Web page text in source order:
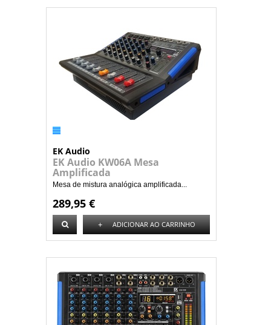
EK Audio
EK Audio KW06A Mesa
Amplificada
Mesa de mistura analógica amplificada...
289,95 €
+ ADICIONAR AO CARRINHO